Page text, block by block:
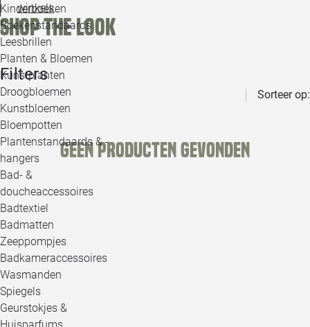
Kinderboeken
Boekenstandaards
Leesbrillen
Planten & Bloemen
Kunstplanten
Droogbloemen
Kunstbloemen
Bloempotten
Plantenstandaards & -
hangers
Bad- &
doucheaccessoires
Badtextiel
Badmatten
Zeeppompjes
Badkameraccessoires
Wasmanden
Spiegels
Geurstokjes &
winkels.
Shop the look
Filters
Sorteer op:
Geen producten gevonden